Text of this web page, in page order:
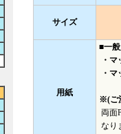
サイズ
用紙
■一
・マ
・マ
※(ご
両面
なり